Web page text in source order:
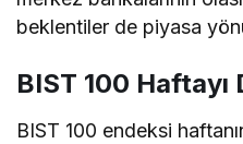
beklentiler de piyasa
BIST 100 Haftayı
BIST 100 endeksi